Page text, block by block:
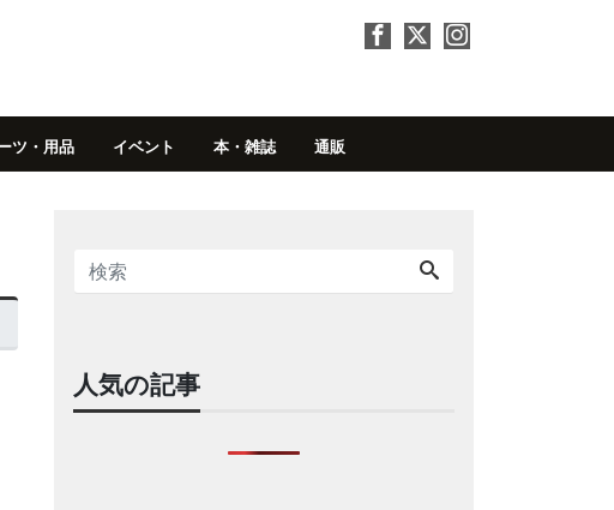
ツ・用品 イベント 本・雑誌 通販
人気の記事